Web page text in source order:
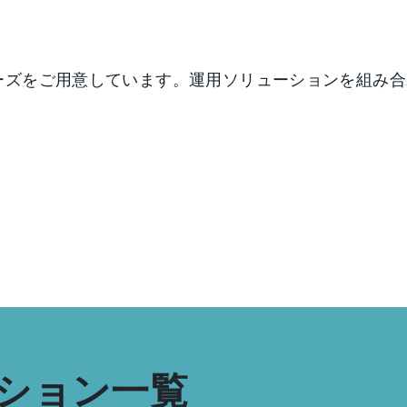
をご用意しています。運用ソリューションを組み
ョン一覧